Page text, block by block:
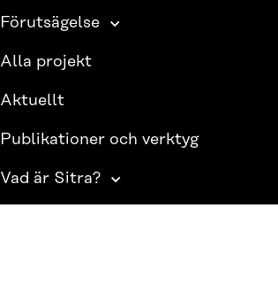
Förutsägelse
Alla projekt
Aktuellt
Publikationer och verktyg
Vad är Sitra?